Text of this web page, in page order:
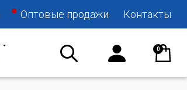
Оптовые продажи Контакты
0